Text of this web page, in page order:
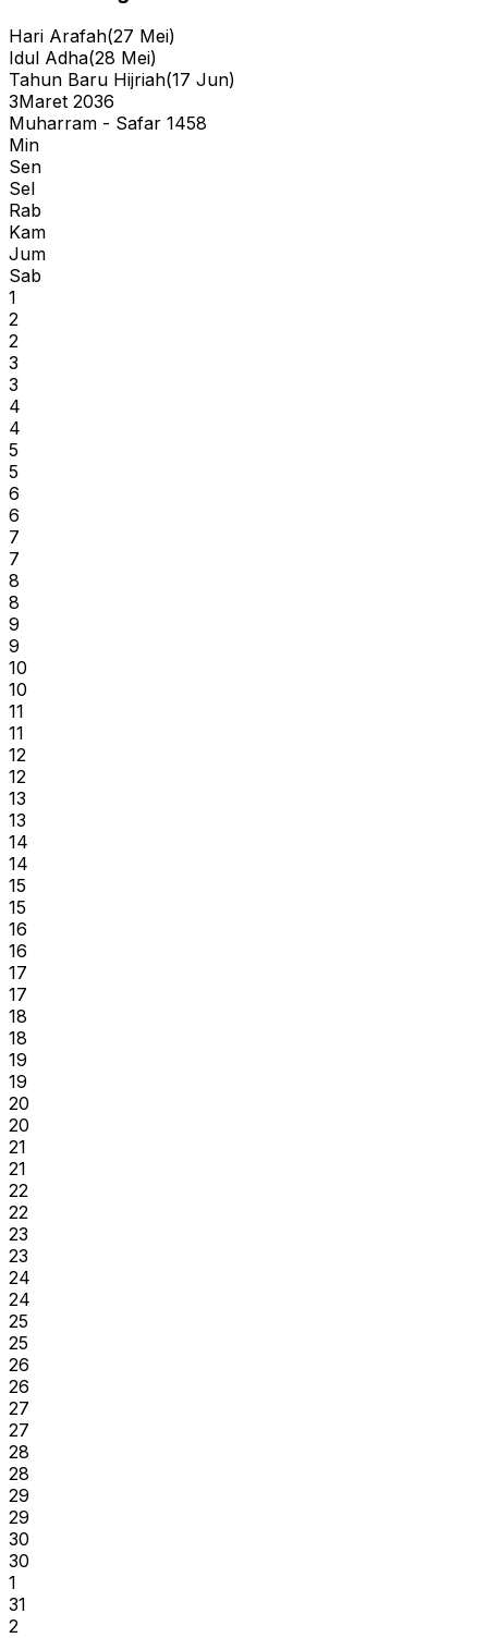
Hari Arafah(27 Mei)
Idul Adha(28 Mei)
Tahun Baru Hijriah(17 Jun)
3Maret 2036
Muharram - Safar 1458
Min
Sen
Sel
Rab
Kam
Jum
Sab
1
2
2
3
3
4
4
5
5
6
6
7
7
8
8
9
9
10
10
11
11
12
12
13
13
14
14
15
15
16
16
17
17
18
18
19
19
20
20
21
21
22
22
23
23
24
24
25
25
26
26
27
27
28
28
29
29
30
30
1
31
2